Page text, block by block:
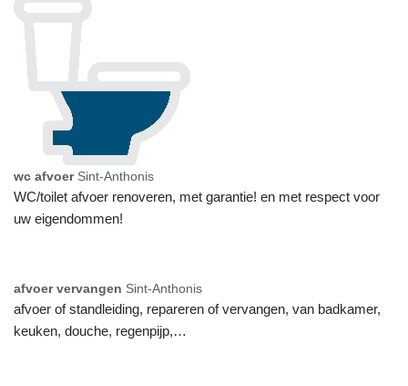
wc afvoer Sint-Anthonis
WC/toilet afvoer renoveren, met garantie! en met respect voor
uw eigendommen!
afvoer vervangen Sint-Anthonis
afvoer of standleiding, repareren of vervangen, van badkamer,
keuken, douche, regenpijp,…